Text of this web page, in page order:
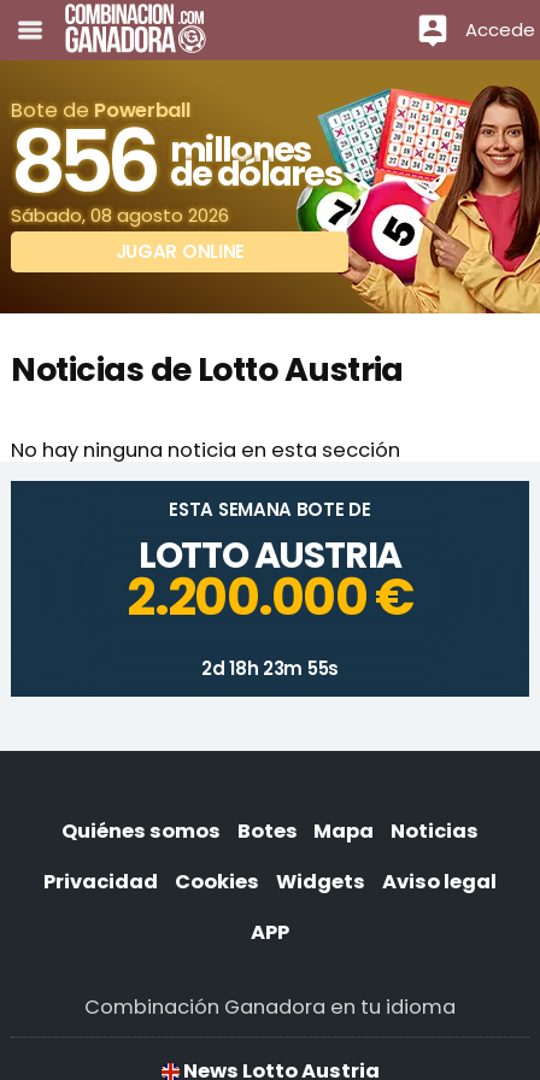
Accede
Bote de Powerball
856 millones
de dólares
Sábado, 08 agosto 2026
JUGAR ONLINE
Noticias de Lotto Austria
No hay ninguna noticia en esta sección
ESTA SEMANA BOTE DE
LOTTO AUSTRIA
2.200.000 €
2d 18h 23m 55s
Quiénes somos Botes Mapa
Noticias
Privacidad
Cookies Widgets
Aviso legal
APP
Combinación Ganadora en tu idioma
News Lotto Austria